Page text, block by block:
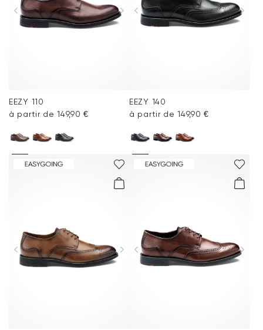
EEZY 110
à partir de 149,90 €
EEZY 140
à partir de 149,90 €